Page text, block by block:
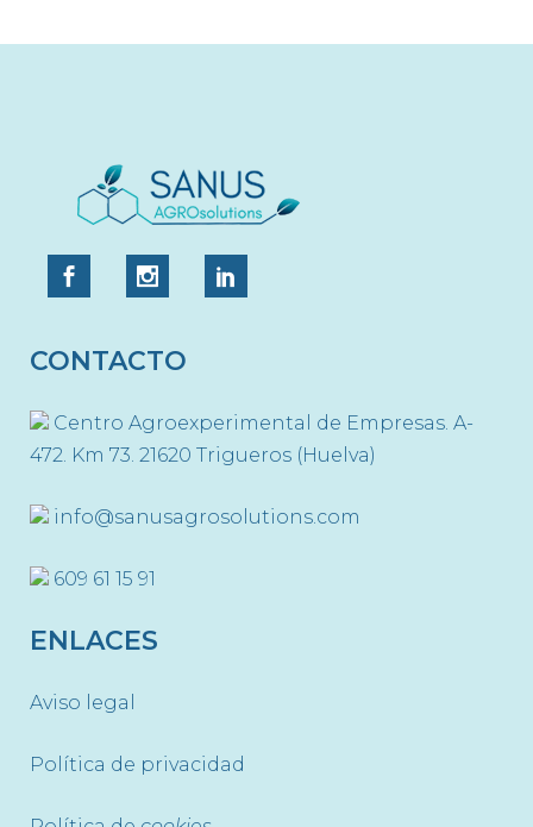
CONTACTO
Centro Agroexperimental de Empresas. A-
472. Km 73. 21620 Trigueros (Huelva)
info@sanusagrosolutions.com
609 61 15 91
ENLACES
Aviso legal
Política de privacidad